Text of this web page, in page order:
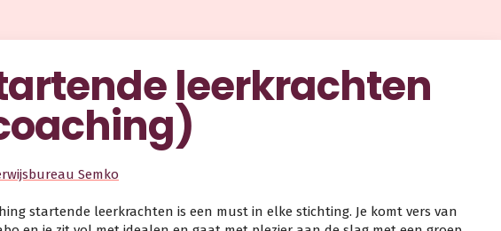
leerkrachten
Semko
startende leerkrachten is een must in elke stichting. Je komt vers van